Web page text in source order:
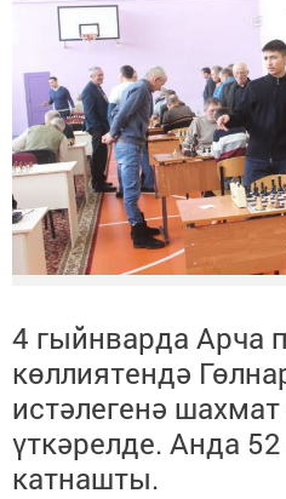
4 гыйнварда Арча
көллиятендә
истәлегенә
үткәрелде. Анда
катнашты.